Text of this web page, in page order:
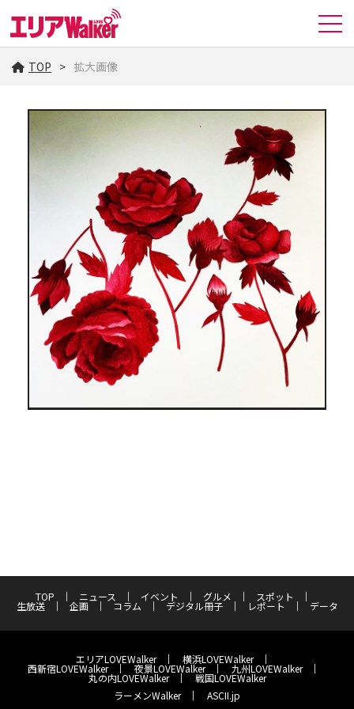
TOP 拡大画像
TOP ニュース イベント グルメ スポット
生放送 企画 コラム デジタル冊子 レポート データ
エリアLOVEWalker 横浜LOVEWalker
西新宿LOVEWalker 夜景LOVEWalker 九州LOVEWalker
丸の内LOVEWalker
戦国LOVEWalker
ラーメンWalker
ASCII.jp